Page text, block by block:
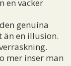
en vacker
genuina
än en illusion.
mer inser man